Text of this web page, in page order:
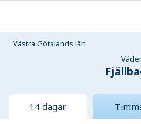
Västra Götalands län
14 dagar